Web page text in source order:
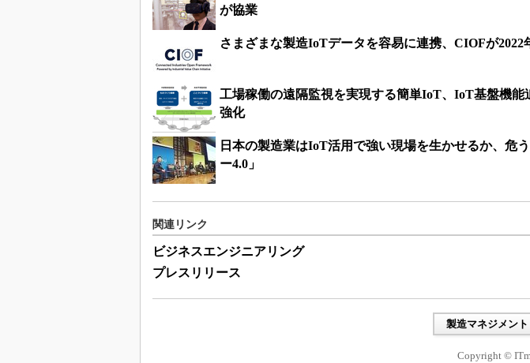
が協業
さまざまな製造IoTデータを容易に連携、CIOFが2022
工場稼働の遠隔監視を実現する簡単IoT、IoT基盤機能
強化
日本の製造業はIoT活用で強い現場を生かせるか、危
ー4.0」
関連リンク
ビジネスエンジニアリング
プレスリリース
製造マネジメント
Copyright ©